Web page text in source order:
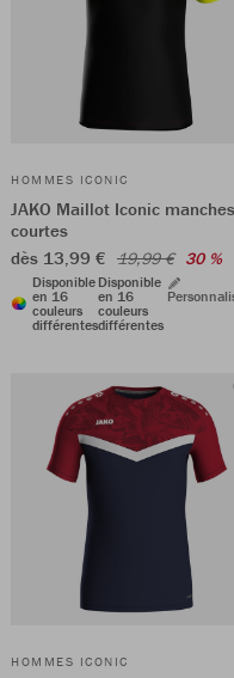
HOMMES ICONIC
JAKO Maillot Iconic manches
courtes
dès 13,99 € 19,99 € 30 %
Disponible
en 16
couleurs
différentes
Disponible
en 16
couleurs
différentes
HOMMES ICONIC